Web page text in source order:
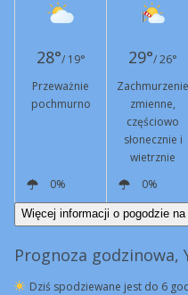
28°/ 19° 29°/ 26°
Przeważnie
pochmurno
Zachmurzenie
zmienne,
częściowo
słonecznie i
wietrznie
0% 0%
N
6 km/h SW
19 km/h
Więcej informacji o pogodzie na
Prognoza godzinowa,
Dziś spodziewane jest do 6